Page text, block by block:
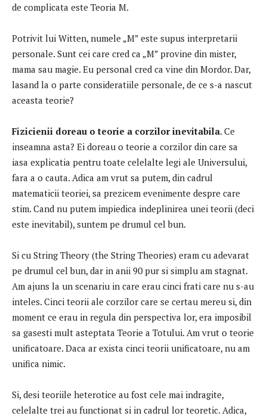
de complicata este Teoria M.
Potrivit lui Witten, numele „M” este supus interpretarii
personale. Sunt cei care cred ca „M” provine din mister,
mama sau magie. Eu personal cred ca vine din Mordor. Dar,
lasand la o parte consideratiile personale, de ce s-a nascut
aceasta teorie?
Fizicienii doreau o teorie a corzilor inevitabila. Ce
inseamna asta? Ei doreau o teorie a corzilor din care sa
iasa explicatia pentru toate celelalte legi ale Universului,
fara a o cauta. Adica am vrut sa putem, din cadrul
matematicii teoriei, sa prezicem evenimente despre care
stim. Cand nu putem impiedica indeplinirea unei teorii (deci
este inevitabil), suntem pe drumul cel bun.
Si cu String Theory (the String Theories) eram cu adevarat
pe drumul cel bun, dar in anii 90 pur si simplu am stagnat.
Am ajuns la un scenariu in care erau cinci frati care nu s-au
inteles. Cinci teorii ale corzilor care se certau mereu si, din
moment ce erau in regula din perspectiva lor, era imposibil
sa gasesti mult asteptata Teorie a Totului. Am vrut o teorie
unificatoare. Daca ar exista cinci teorii unificatoare, nu am
unifica nimic.
Si, desi teoriile heterotice au fost cele mai indragite,
celelalte trei au functionat si in cadrul lor teoretic. Adica,